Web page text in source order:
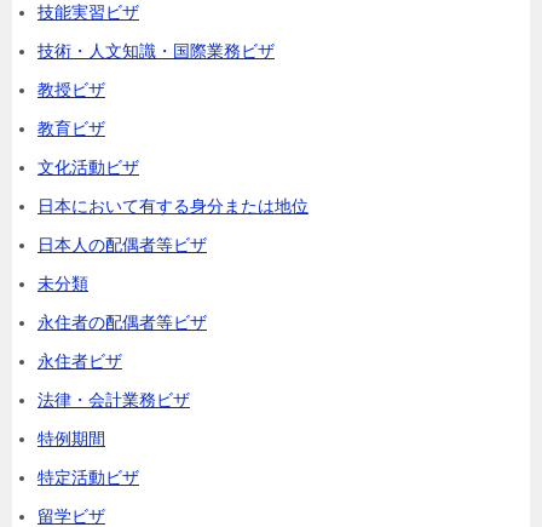
技能実習ビザ
技術・人文知識・国際業務ビザ
教授ビザ
教育ビザ
文化活動ビザ
日本において有する身分または地位
日本人の配偶者等ビザ
未分類
永住者の配偶者等ビザ
永住者ビザ
法律・会計業務ビザ
特例期間
特定活動ビザ
留学ビザ